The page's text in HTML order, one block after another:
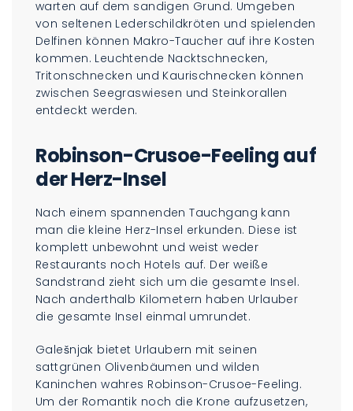
warten auf dem sandigen Grund. Umgeben
von seltenen Lederschildkröten und spielenden
Delfinen können Makro-Taucher auf ihre Kosten
kommen. Leuchtende Nacktschnecken,
Tritonschnecken und Kaurischnecken können
zwischen Seegraswiesen und Steinkorallen
entdeckt werden.
Robinson-Crusoe-Feeling auf
der Herz-Insel
Nach einem spannenden Tauchgang kann
man die kleine Herz-Insel erkunden. Diese ist
komplett unbewohnt und weist weder
Restaurants noch Hotels auf. Der weiße
Sandstrand zieht sich um die gesamte Insel.
Nach anderthalb Kilometern haben Urlauber
die gesamte Insel einmal umrundet.
Galešnjak bietet Urlaubern mit seinen
sattgrünen Olivenbäumen und wilden
Kaninchen wahres Robinson-Crusoe-Feeling.
Um der Romantik noch die Krone aufzusetzen,